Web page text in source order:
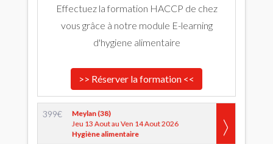
Effectuez la formation HACCP de chez
vous grâce à notre module E-learning
d'hygiene alimentaire
>> Réserver la formation <<
399€
Meylan (38)
Jeu 13 Aout au Ven 14 Aout 2026
Hygiène alimentaire